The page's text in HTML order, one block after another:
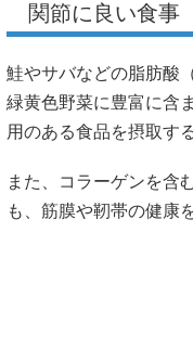
関節に良い食事
鮭やサバなどの脂肪酸
緑黄色野菜に豊富に含
用のある食品を摂取す
また、コラーゲンを含
も、筋膜や靭帯の健康